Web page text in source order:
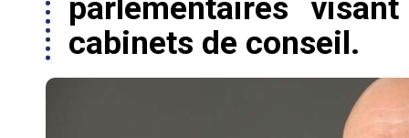
parlementaires
cabinets de conseil.